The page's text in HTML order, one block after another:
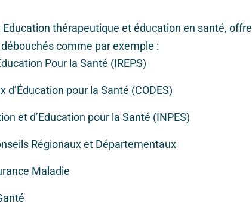
thérapeutique et éducation en santé, offre
comme par exemple :
Pour la Santé (IREPS)
pour la Santé (CODES)
et d’Education pour la Santé (INPES)
Régionaux et Départementaux
Maladie